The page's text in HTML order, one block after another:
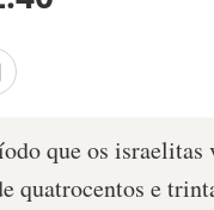
que os israelitas
quatrocentos e